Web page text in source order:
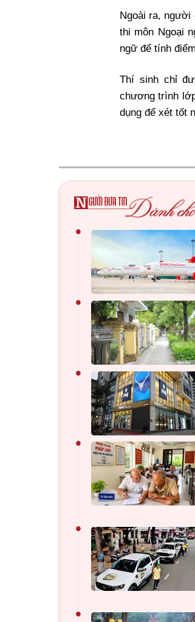
Ngoài ra, người
thi môn Ngoại
ngữ để tính
Thí sinh chỉ
chương trình
dụng để xét tốt
•
•
•
•
•
•